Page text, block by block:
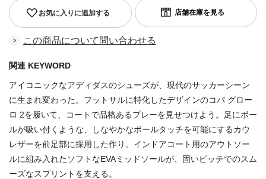
お気に入りに追加する
この商品について問い合わせる
関連 KEYWORD
アイコニックなアディダスのシューズが、現代のサッカーシーン
に生まれ変わった。フットサルに特化したデザインのコパ グロー
ロ 2を履いて、コートで品格あるプレーを見せつけよう。足にボー
ルが吸い付くような、しなやかなボールタッチを可能にするカウ
レザーを前足部に採用した作り。インドアコート用のアウトソー
ルに組み入れたソフトなEVAミッドソールが、固いピッチでのスム
ーズなスプリントを支える。